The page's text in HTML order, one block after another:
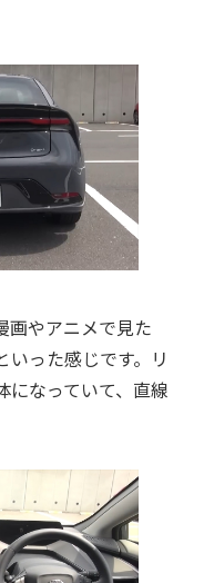
画やアニメで見た
いった感じです。リ
になっていて、直線